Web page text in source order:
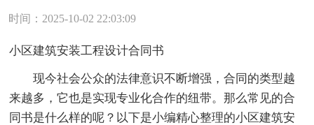
时间：2025-10-02 22:03:09
小区建筑安装工程设计合同书
现今社会公众的法律意识不断增强，合同的类型越
来越多，它也是实现专业化合作的纽带。那么常见的合
同书是什么样的呢？以下是小编精心整理的小区建筑安